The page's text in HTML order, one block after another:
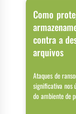
Como
contra a
arquivos
Ataques de
significativa nos
do ambiente de